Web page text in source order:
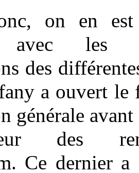
on en
avec les
des
a ouvert le
générale
des
Ce dernier